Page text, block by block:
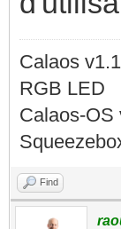
Calaos
RGB LED
Calaos-OS
Find